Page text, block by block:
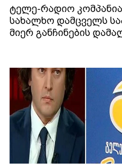
ტელე-რადიო
სახალხო დამცველს
მიერ განჩინების